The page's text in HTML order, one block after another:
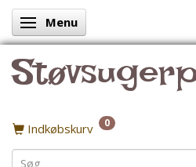
Skifte navigation
Menu
Indkøbskurv 0